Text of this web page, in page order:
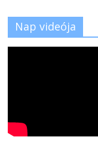
Nap videója